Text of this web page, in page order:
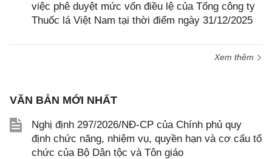
việc phê duyệt mức vốn điều lệ của Tổng công ty
Thuốc lá Việt Nam tại thời điểm ngày 31/12/2025
Xem thêm
VĂN BẢN MỚI NHẤT
Nghị định 297/2026/NĐ-CP của Chính phủ quy
định chức năng, nhiệm vụ, quyền hạn và cơ cấu tổ
chức của Bộ Dân tộc và Tôn giáo